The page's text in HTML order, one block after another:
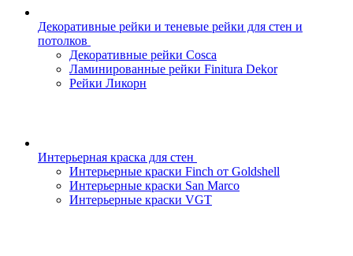
Декоративные рейки и теневые рейки для стен и
потолков
Декоративные рейки Cosca
Ламинированные рейки Finitura Dekor
Рейки Ликорн
Интерьерная краска для стен
Интерьерные краски Finch от Goldshell
Интерьерные краски San Marco
Интерьерные краски VGT